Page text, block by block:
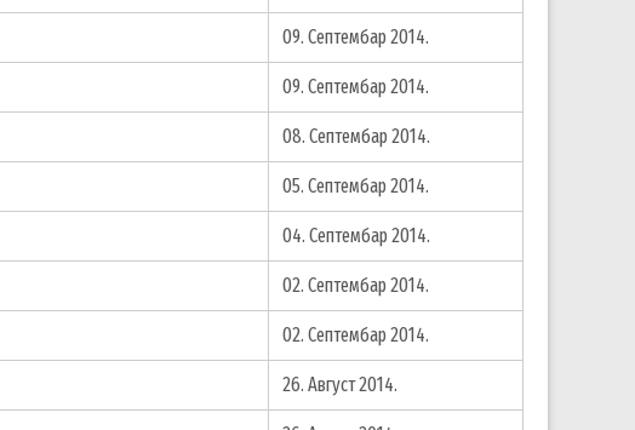
09. Септембар 2014.
09. Септембар 2014.
08. Септембар 2014.
05. Септембар 2014.
04. Септембар 2014.
02. Септембар 2014.
02. Септембар 2014.
26. Август 2014.